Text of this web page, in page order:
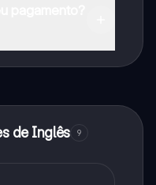
de Inglês 9